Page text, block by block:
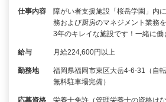
仕事内容
障がい者支援施設「桜岳学園」内
務および厨房のマネジメント業務
3年のキレイな施設です！一緒に働
給与 月給224,600円以上
勤務地
福岡県福岡市東区大岳4-6-31（自
無料駐車場完備）
応募資格 栄養士免許（管理栄養士の資格はな